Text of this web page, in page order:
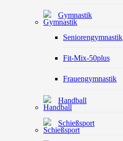
Gymnastik
Seniorengymnastik
Fit-Mix-50plus
Frauengymnastik
Handball
Schießsport